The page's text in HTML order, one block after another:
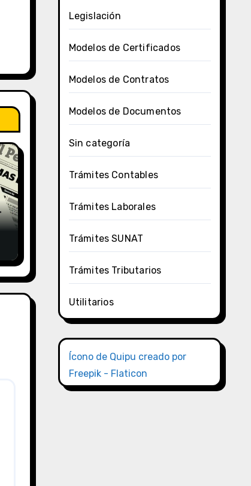
Legislación
Modelos de Certificados
Modelos de Contratos
Modelos de Documentos
Sin categoría
Trámites Contables
Trámites Laborales
Trámites SUNAT
Trámites Tributarios
Utilitarios
Ícono de Quipu creado por
Freepik - Flaticon